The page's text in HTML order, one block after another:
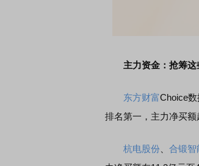
主力资金：抢筹这
东方财富Choice
排名第一，主力净买额
杭电股份 合锻智